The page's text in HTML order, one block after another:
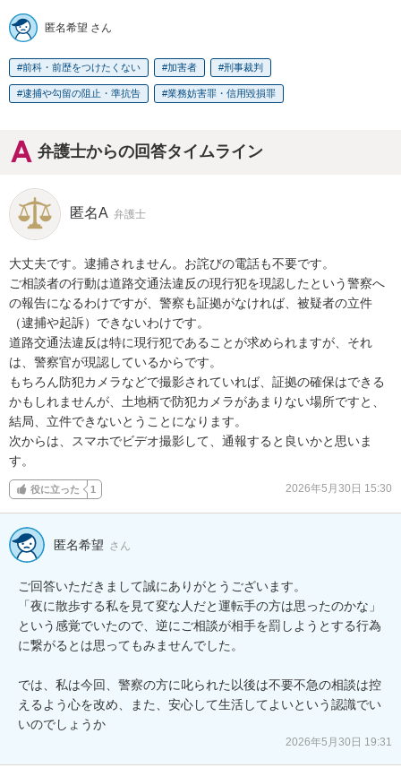
匿名希望 さん
前科・前歴をつけたくない 加害者 刑事裁判
逮捕や勾留の阻止・準抗告 業務妨害罪・信用毀損罪
弁護士からの回答タイムライン
匿名A 弁護士
大丈夫です。逮捕されません。お詫びの電話も不要です。
ご相談者の行動は道路交通法違反の現行犯を現認したという警察へ
の報告になるわけですが、警察も証拠がなければ、被疑者の立件
（逮捕や起訴）できないわけです。
道路交通法違反は特に現行犯であることが求められますが、それ
は、警察官が現認しているからです。
もちろん防犯カメラなどで撮影されていれば、証拠の確保はできる
かもしれませんが、土地柄で防犯カメラがあまりない場所ですと、
結局、立件できないとうことになります。
次からは、スマホでビデオ撮影して、通報すると良いかと思いま
す。
役に立った 1 2026年5月30日 15:30
匿名希望 さん
ご回答いただきまして誠にありがとうございます。
「夜に散歩する私を見て変な人だと運転手の方は思ったのかな」
という感覚でいたので、逆にご相談が相手を罰しようとする行為
に繋がるとは思ってもみませんでした。
では、私は今回、警察の方に叱られた以後は不要不急の相談は控
えるよう心を改め、また、安心して生活してよいという認識でい
いのでしょうか
2026年5月30日 19:31